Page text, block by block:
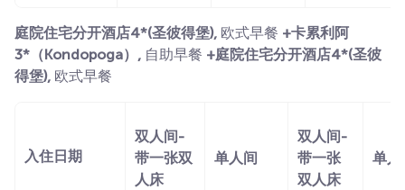
庭院住宅分开酒店4*(圣彼得堡), 欧式早餐 +卡累利阿
3*（Kondopoga）, 自助早餐 +庭院住宅分开酒店4*(圣彼
得堡), 欧式早餐
入住日期
双人间-
带一张双
人床
单人间
双人间-
带一张
双人床
单人